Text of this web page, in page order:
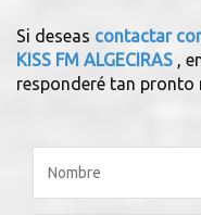
Si deseas contactar
KISS FM ALGECIRAS ,
responderé tan pronto